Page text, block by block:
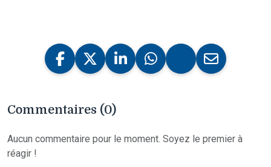
Commentaires (0)
Aucun commentaire pour le moment. Soyez le premier à
réagir !